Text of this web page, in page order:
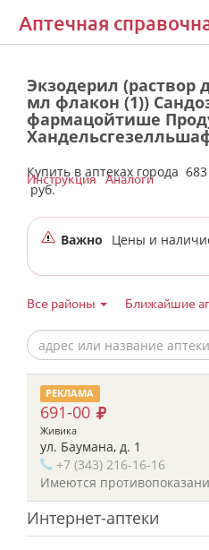
Аптечная
Экзодерил (раствор
мл флакон (1))
фармацойтише
Купить в аптеках города 683
руб.
Инструкция Аналоги
Важно Цены и
Все районы Ближайшие
РЕКЛАМА
691-00
Живика
ул. Баумана, д. 1
+7 (343) 216-16-16
Имеются
Интернет-аптеки